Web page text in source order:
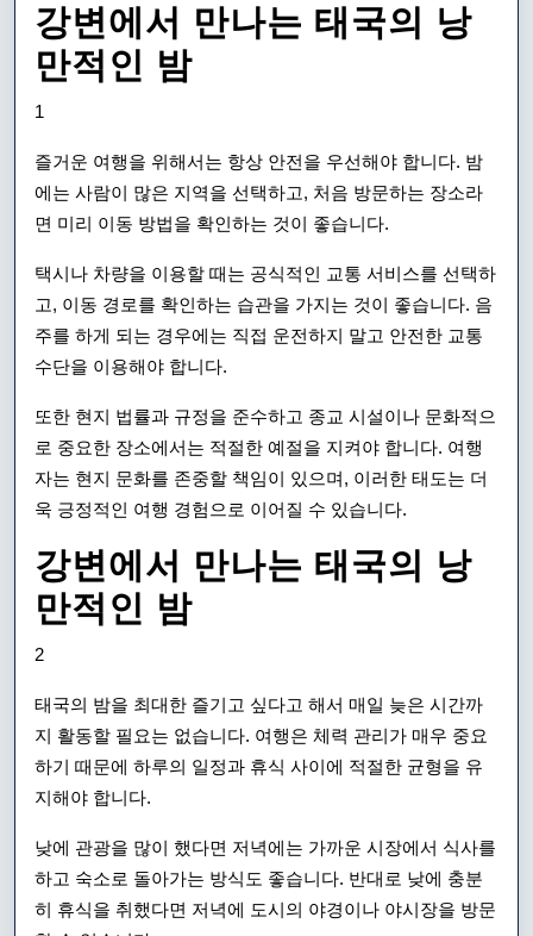
강변에서 만나는 태국의 낭
만적인 밤
1
즐거운 여행을 위해서는 항상 안전을 우선해야 합니다. 밤
에는 사람이 많은 지역을 선택하고, 처음 방문하는 장소라
면 미리 이동 방법을 확인하는 것이 좋습니다.
택시나 차량을 이용할 때는 공식적인 교통 서비스를 선택하
고, 이동 경로를 확인하는 습관을 가지는 것이 좋습니다. 음
주를 하게 되는 경우에는 직접 운전하지 말고 안전한 교통
수단을 이용해야 합니다.
또한 현지 법률과 규정을 준수하고 종교 시설이나 문화적으
로 중요한 장소에서는 적절한 예절을 지켜야 합니다. 여행
자는 현지 문화를 존중할 책임이 있으며, 이러한 태도는 더
욱 긍정적인 여행 경험으로 이어질 수 있습니다.
강변에서 만나는 태국의 낭
만적인 밤
2
태국의 밤을 최대한 즐기고 싶다고 해서 매일 늦은 시간까
지 활동할 필요는 없습니다. 여행은 체력 관리가 매우 중요
하기 때문에 하루의 일정과 휴식 사이에 적절한 균형을 유
지해야 합니다.
낮에 관광을 많이 했다면 저녁에는 가까운 시장에서 식사를
하고 숙소로 돌아가는 방식도 좋습니다. 반대로 낮에 충분
히 휴식을 취했다면 저녁에 도시의 야경이나 야시장을 방문